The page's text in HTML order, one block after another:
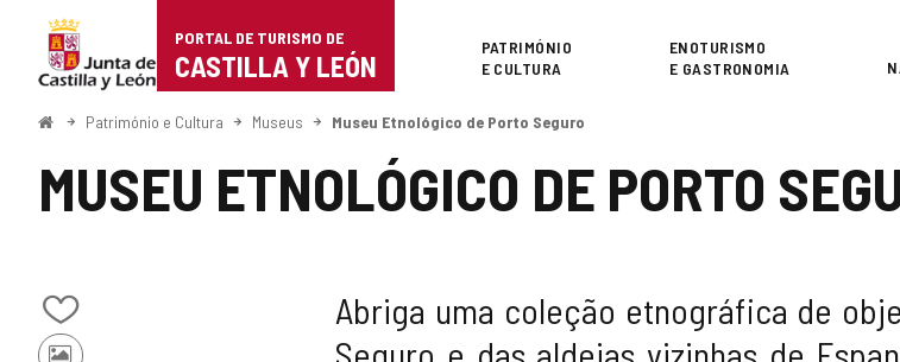
Portal
de
Turismo
Castilla
León
PORTAL DE TURISMO DE
CASTILLA Y LEÓN
Superior
PATRIMÓNIO
E CULTURA
ENOTURISMO
E GASTRONOMIA
ComeçoPatrimónio e Cultura Museus Museu Etnológico de Porto Seguro
MUSEU ETNOLÓGICO DE PORTO
Adicionar
/
Abriga uma coleção etnográfica de